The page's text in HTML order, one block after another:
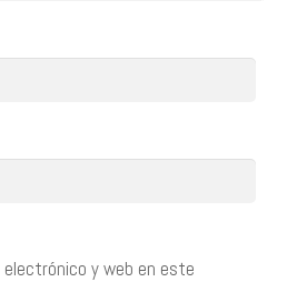
electrónico y web en este